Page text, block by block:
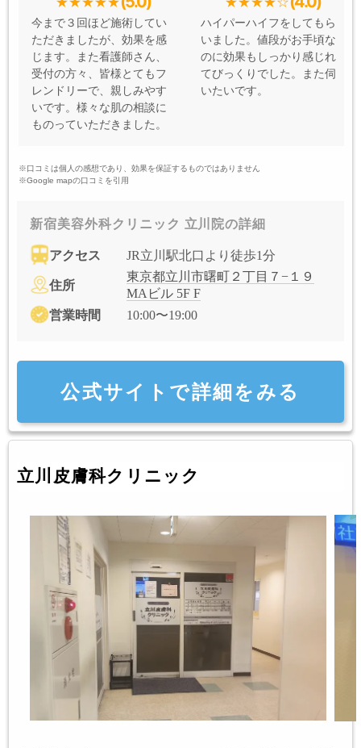
今まで３回ほど施術してい
ただきましたが、効果を感
じます。また看護師さん、
受付の方々、皆様とてもフ
レンドリーで、親しみやす
いです。様々な肌の相談に
ものっていただきました。
ハイパーハイフをしてもら
いました。値段がお手頃な
のに効果もしっかり感じれ
てびっくりでした。また伺
いたいです。
※口コミは個人の感想であり、効果を保証するものではありません
※Google mapの口コミを引用
新宿美容外科クリニック 立川院の詳細
アクセス JR立川駅北口より徒歩1分
住所
東京都立川市曙町２丁目７−１９
MAビル 5F F
営業時間
10:00〜19:00
公式サイトで詳細をみる
立川皮膚科クリニック